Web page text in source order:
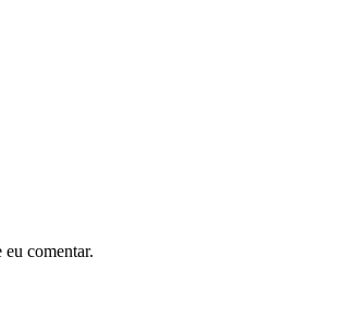
comentar.